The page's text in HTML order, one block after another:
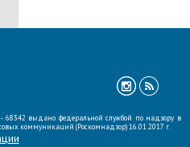
выдано федеральной службой по надзору в
коммуникаций (Роскомнадзор) 16.01.2017 г.